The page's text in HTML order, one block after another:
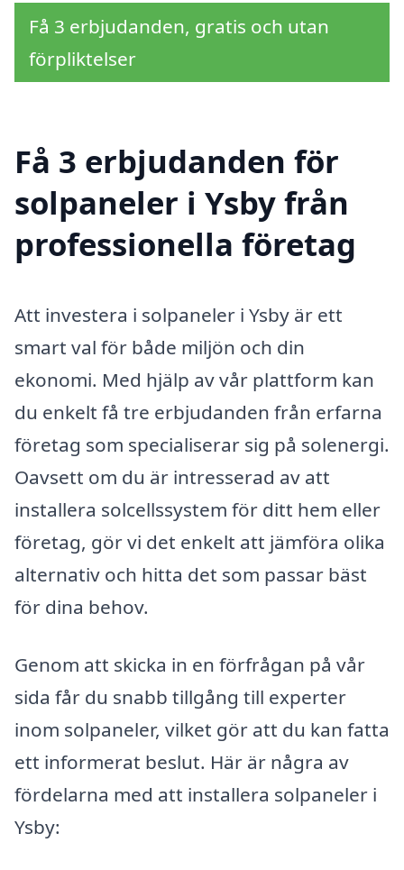
Få 3 erbjudanden, gratis och utan
förpliktelser
Få 3 erbjudanden för
solpaneler i Ysby från
professionella företag
Att investera i solpaneler i Ysby är ett
smart val för både miljön och din
ekonomi. Med hjälp av vår plattform kan
du enkelt få tre erbjudanden från erfarna
företag som specialiserar sig på solenergi.
Oavsett om du är intresserad av att
installera solcellssystem för ditt hem eller
företag, gör vi det enkelt att jämföra olika
alternativ och hitta det som passar bäst
för dina behov.
Genom att skicka in en förfrågan på vår
sida får du snabb tillgång till experter
inom solpaneler, vilket gör att du kan fatta
ett informerat beslut. Här är några av
fördelarna med att installera solpaneler i
Ysby: